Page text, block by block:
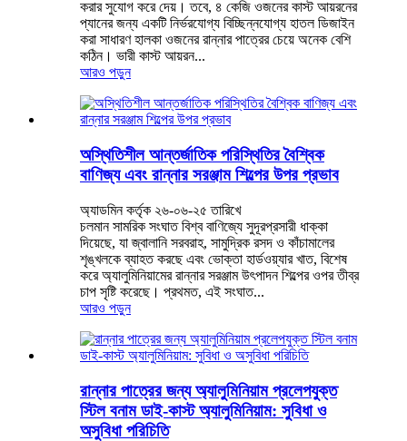
করার সুযোগ করে দেয়। তবে, ৪ কেজি ওজনের কাস্ট আয়রনের
প্যানের জন্য একটি নির্ভরযোগ্য বিচ্ছিন্নযোগ্য হাতল ডিজাইন
করা সাধারণ হালকা ওজনের রান্নার পাত্রের চেয়ে অনেক বেশি
কঠিন। ভারী কাস্ট আয়রন...
আরও পড়ুন
অস্থিতিশীল আন্তর্জাতিক পরিস্থিতির বৈশ্বিক
বাণিজ্য এবং রান্নার সরঞ্জাম শিল্পের উপর প্রভাব
অ্যাডমিন কর্তৃক ২৬-০৬-২৫ তারিখে
চলমান সামরিক সংঘাত বিশ্ব বাণিজ্যে সুদূরপ্রসারী ধাক্কা
দিয়েছে, যা জ্বালানি সরবরাহ, সামুদ্রিক রসদ ও কাঁচামালের
শৃঙ্খলকে ব্যাহত করছে এবং ভোক্তা হার্ডওয়্যার খাত, বিশেষ
করে অ্যালুমিনিয়ামের রান্নার সরঞ্জাম উৎপাদন শিল্পের ওপর তীব্র
চাপ সৃষ্টি করেছে। প্রথমত, এই সংঘাত...
আরও পড়ুন
রান্নার পাত্রের জন্য অ্যালুমিনিয়াম প্রলেপযুক্ত
স্টিল বনাম ডাই-কাস্ট অ্যালুমিনিয়াম: সুবিধা ও
অসুবিধা পরিচিতি